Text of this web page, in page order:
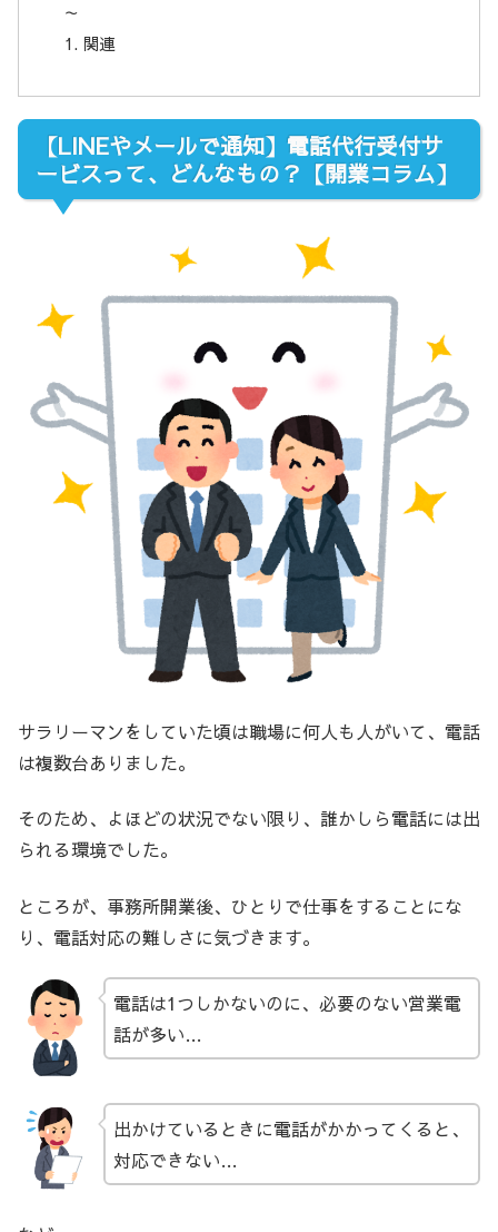
～
関連
【LINEやメールで通知】電話代行受付サ
ービスって、どんなもの？【開業コラム】
サラリーマンをしていた頃は職場に何人も人がいて、電話
は複数台ありました。
そのため、よほどの状況でない限り、誰かしら電話には出
られる環境でした。
ところが、事務所開業後、ひとりで仕事をすることにな
り、電話対応の難しさに気づきます。
電話は1つしかないのに、必要のない営業電
話が多い…
出かけているときに電話がかかってくると、
対応できない…